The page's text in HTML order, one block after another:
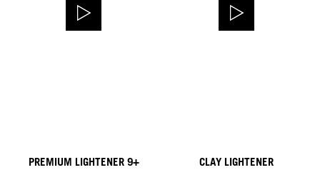
PREMIUM LIGHTENER 9+ CLAY LIGHTENER